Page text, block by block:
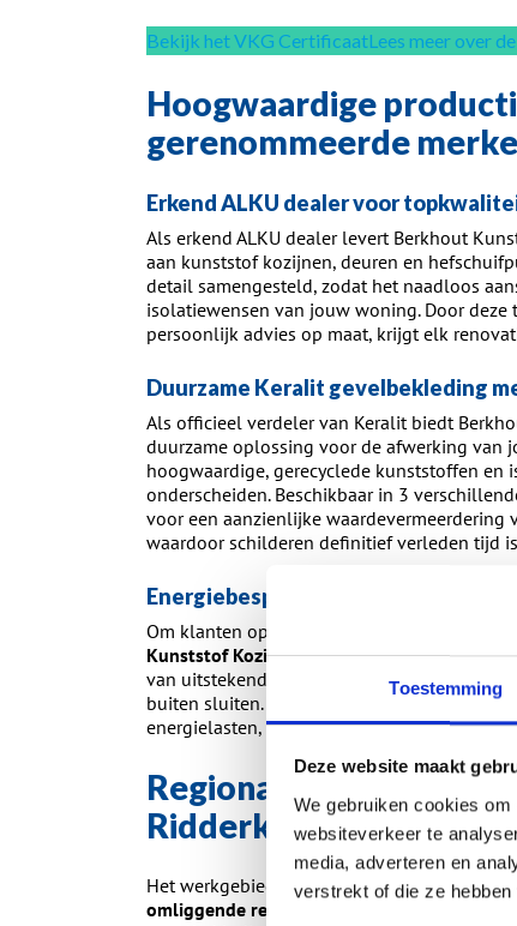
Toestemming
Deze website maakt
We gebruiken cookies
websiteverkeer te
media, adverteren en
verstrekt of die ze
Bekijk het VKG CertificaatLees meer over
Hoogwaardige
gerenommeerde
Erkend ALKU dealer voor
Als erkend ALKU dealer levert Berkhout
aan kunststof kozijnen, deuren en
detail samengesteld, zodat het naadloos
isolatiewensen van jouw woning. Door
persoonlijk advies op maat, krijgt elk
Duurzame Keralit gevelbekleding
Als officieel verdeler van Keralit biedt
duurzame oplossing voor de afwerking van
hoogwaardige, gerecyclede kunststoffen
onderscheiden. Beschikbaar in 3
voor een aanzienlijke
waardoor schilderen definitief verleden tijd
Energiebesparing door
Om klanten optimaal te informeren over de
Kunststof Kozijnen nauw samen met de
van uitstekende thermische isolatiewaarden
buiten sluiten. Deze focus op
energielasten, maar draagt ook
Regionaal werkgebied
Ridderkerk
Het werkgebied van Berkhout Kunststof
omliggende regio’s in Zuid-Holland
. Om